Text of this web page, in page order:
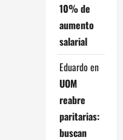
10% de
aumento
salarial
Eduardo en
UOM
reabre
paritarias:
buscan